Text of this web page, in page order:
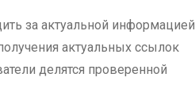
за актуальной информацией
актуальных ссылок
делятся проверенной